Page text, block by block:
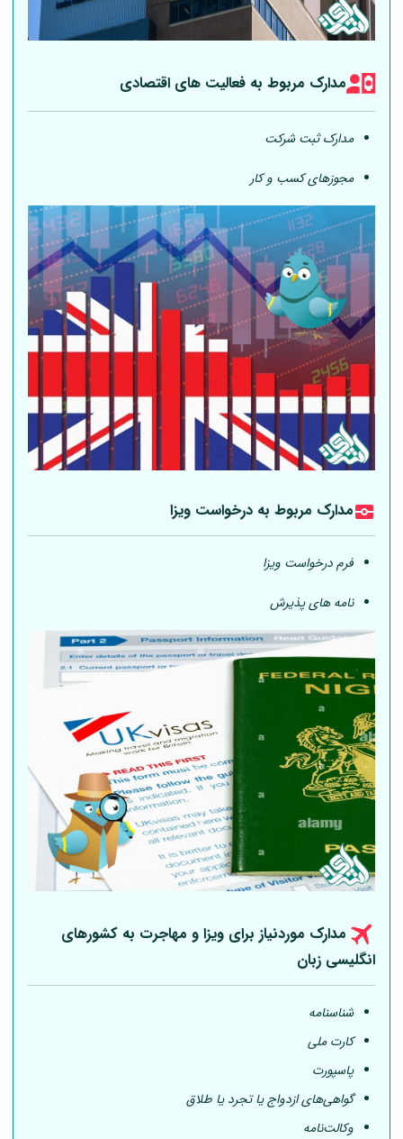
مدارک مربوط به فعالیت های اقتصادی
مدارک ثبت شرکت
مجوزهای کسب و کار
مدارک مربوط به درخواست ویزا
فرم درخواست ویزا
نامه های پذیرش
مدارک موردنیاز برای ویزا و مهاجرت به کشورهای
انگلیسی زبان
شناسنامه
کارت ملی
پاسپورت
گواهی‌های ازدواج یا تجرد یا طلاق
وکالت‌نامه